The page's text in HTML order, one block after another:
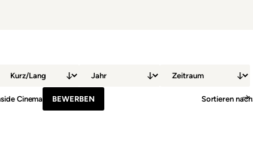
Cinema Sortieren nach